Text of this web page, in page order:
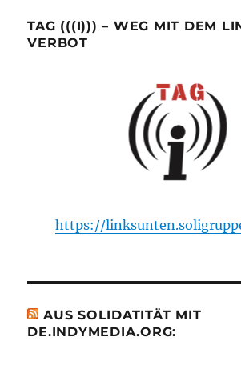
TAG (((I))) – WEG MIT DEM
VERBOT
https://
AUS SOLIDATITÄT MIT
DE.INDYMEDIA.ORG: